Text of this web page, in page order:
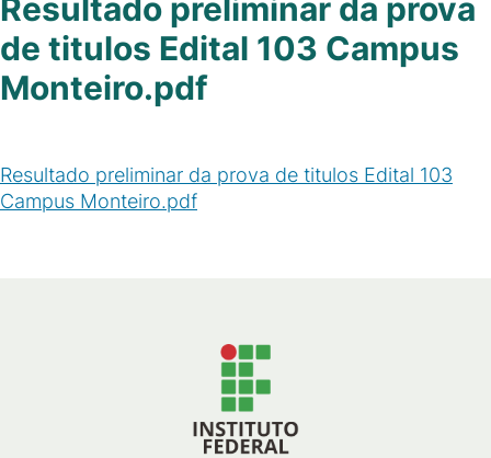
Resultado preliminar da prova
de titulos Edital 103 Campus
Monteiro.pdf
Resultado preliminar da prova de titulos Edital 103
Campus Monteiro.pdf